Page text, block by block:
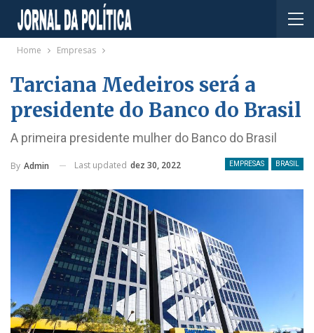
Home Empresas
Tarciana Medeiros será a
presidente do Banco do Brasil
A primeira presidente mulher do Banco do Brasil
EMPRESAS BRASIL
By Admin Last updated dez 30, 2022